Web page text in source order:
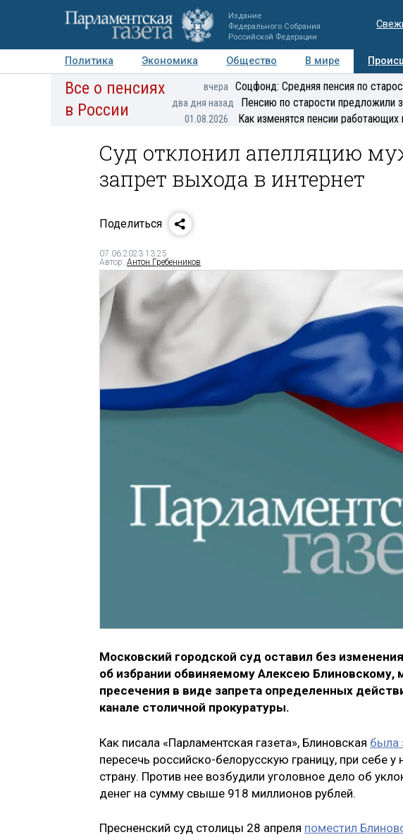
Издание
Федерального Собрания
Российской Федерации
Политика Экономика Общество В мире
Авторы Персоны Мнения Регионы Медиацентр
Все о пенсиях
в России
вчера Соцфонд: Средняя пенсия по
два дня назад Пенсию по старости предложили
01.08.2026 Как изменятся пенсии работающих
Суд отклонил апелляцию
запрет выхода в интернет
Поделиться
07.06.2023 13:25
Автор: Антон Гребенников
Московский городской суд оставил без
об избрании обвиняемому Алексею
пресечения в виде запрета определенных
канале столичной прокуратуры.
Как писала «Парламентская газета», Блиновская была
пересечь российско-белорусскую границу, при себе
страну. Против нее возбудили уголовное дело об
денег на сумму свыше 918 миллионов рублей.
Пресненский суд столицы 28 апреля поместил